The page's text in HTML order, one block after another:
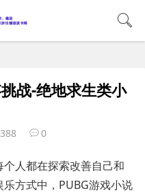
战-绝地求生类小
388 0
人都在探索改善自己和
方式中，PUBG游戏小说